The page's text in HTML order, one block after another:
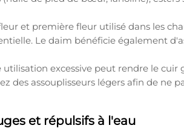
et première fleur utilisé dans les
Le daim bénéficie également
utilisation excessive peut rendre le
des assouplisseurs légers afin de ne
et répulsifs à l'eau